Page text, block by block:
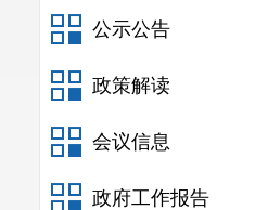
公示公告
政策解读
会议信息
政府工作报告